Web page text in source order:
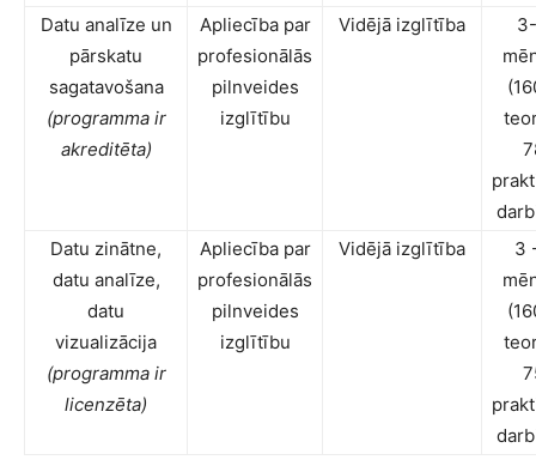
Datu analīze un
pārskatu
sagatavošana
(programma ir
akreditēta)
Apliecība par
profesionālās
pilnveides
izglītību
Vidējā izglītība
Datu zinātne,
datu analīze,
datu
vizualizācija
(programma ir
licenzēta)
Apliecība par
profesionālās
pilnveides
izglītību
Vidējā izglītība
3